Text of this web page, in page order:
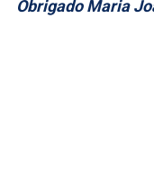
Obrigado Maria